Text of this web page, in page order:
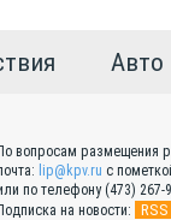
Авто
По вопросам размещения
lip@kpv.ru с
по телефону (473) 267-
Подписка на новости:
RSS